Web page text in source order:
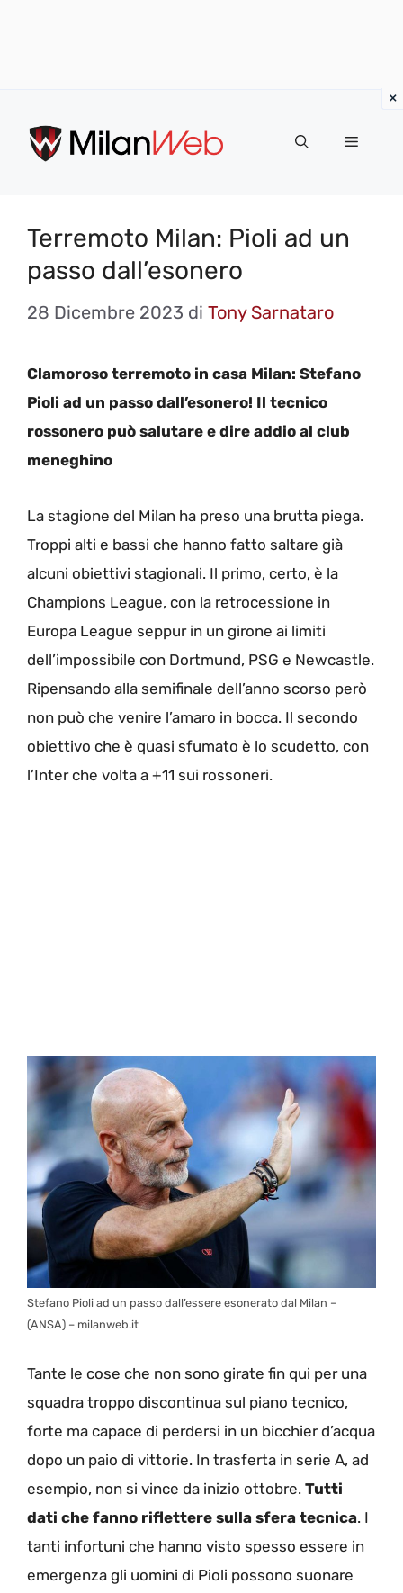
contenuto
MENU
Terremoto Milan: Pioli ad un
passo dall’esonero
28 Dicembre 2023 di Tony Sarnataro
Clamoroso terremoto in casa Milan: Stefano
Pioli ad un passo dall’esonero! Il tecnico
rossonero può salutare e dire addio al club
meneghino
La stagione del Milan ha preso una brutta piega.
Troppi alti e bassi che hanno fatto saltare già
alcuni obiettivi stagionali. Il primo, certo, è la
Champions League, con la retrocessione in
Europa League seppur in un girone ai limiti
dell’impossibile con Dortmund, PSG e Newcastle.
Ripensando alla semifinale dell’anno scorso però
non può che venire l’amaro in bocca. Il secondo
obiettivo che è quasi sfumato è lo scudetto, con
l’Inter che volta a +11 sui rossoneri.
Stefano Pioli ad un passo dall’essere esonerato dal Milan –
(ANSA) – milanweb.it
Tante le cose che non sono girate fin qui per una
squadra troppo discontinua sul piano tecnico,
forte ma capace di perdersi in un bicchier d’acqua
dopo un paio di vittorie. In trasferta in serie A, ad
esempio, non si vince da inizio ottobre. Tutti
dati che fanno riflettere sulla sfera tecnica. I
tanti infortuni che hanno visto spesso essere in
emergenza gli uomini di Pioli possono suonare